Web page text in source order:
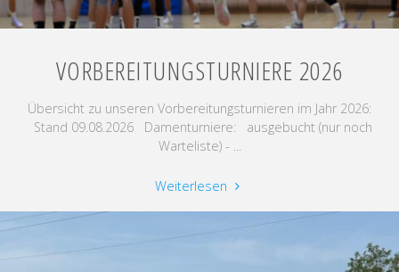
VORBEREITUNGSTURNIERE 2026
Übersicht zu unseren Vorbereitungsturnieren im Jahr 2026:
Stand 09.08.2026 Damenturniere: ausgebucht (nur noch
Warteliste) - ...
Weiterlesen "Vorbereitungsturniere